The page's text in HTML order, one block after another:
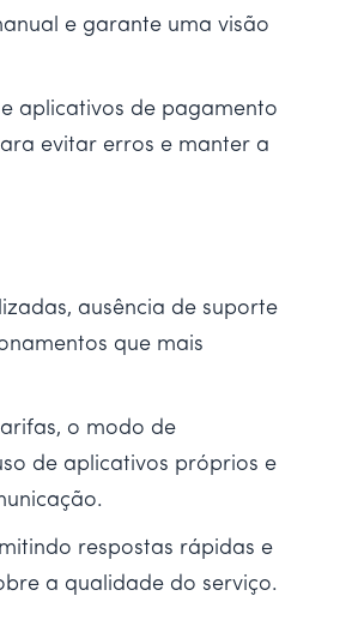
e garante uma visão
aplicativos de pagamento
evitar erros e manter a
ausência de suporte
que mais
o modo de
de aplicativos próprios e
respostas rápidas e
a qualidade do serviço.